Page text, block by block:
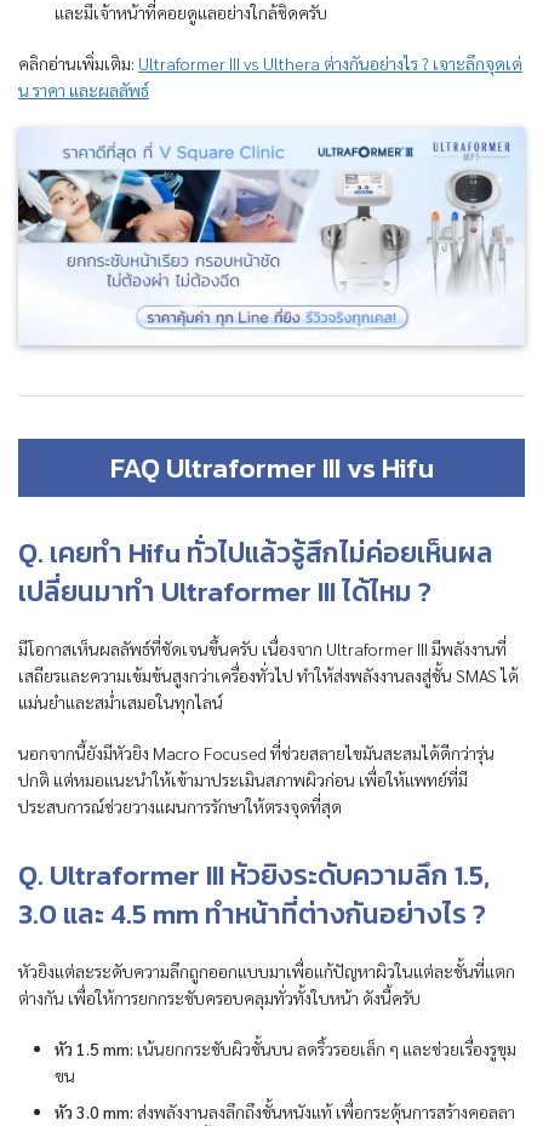
และมีเจ้าหน้าที่คอยดูแลอย่างใกล้ชิดครับ
คลิกอ่านเพิ่มเติม: Ultraformer III vs Ulthera ต่างกันอย่างไร ? เจาะลึกจุดเด่
น ราคา และผลลัพธ์
FAQ Ultraformer III vs Hifu
Q. เคยทำ Hifu ทั่วไปแล้วรู้สึกไม่ค่อยเห็นผล
เปลี่ยนมาทำ Ultraformer III ได้ไหม ?
มีโอกาสเห็นผลลัพธ์ที่ชัดเจนขึ้นครับ เนื่องจาก Ultraformer III มีพลังงานที่
เสถียรและความเข้มข้นสูงกว่าเครื่องทั่วไป ทำให้ส่งพลังงานลงสู่ชั้น SMAS ได้
แม่นยำและสม่ำเสมอในทุกไลน์
นอกจากนี้ยังมีหัวยิง Macro Focused ที่ช่วยสลายไขมันสะสมได้ดีกว่ารุ่น
ปกติ แต่หมอแนะนำให้เข้ามาประเมินสภาพผิวก่อน เพื่อให้แพทย์ที่มี
ประสบการณ์ช่วยวางแผนการรักษาให้ตรงจุดที่สุด
Q. Ultraformer III หัวยิงระดับความลึก 1.5,
3.0 และ 4.5 mm ทำหน้าที่ต่างกันอย่างไร ?
หัวยิงแต่ละระดับความลึกถูกออกแบบมาเพื่อแก้ปัญหาผิวในแต่ละชั้นที่แตก
ต่างกัน เพื่อให้การยกกระชับครอบคลุมทั่วทั้งใบหน้า ดังนี้ครับ
หัว 1.5 mm: เน้นยกกระชับผิวชั้นบน ลดริ้วรอยเล็ก ๆ และช่วยเรื่องรูขุม
ขน
หัว 3.0 mm: ส่งพลังงานลงลึกถึงชั้นหนังแท้ เพื่อกระตุ้นการสร้างคอลลา